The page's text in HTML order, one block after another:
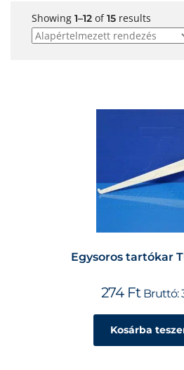
Showing 1–12 of15 results
Egysoros tartókar
274 Ft Bruttó:
Kosárba